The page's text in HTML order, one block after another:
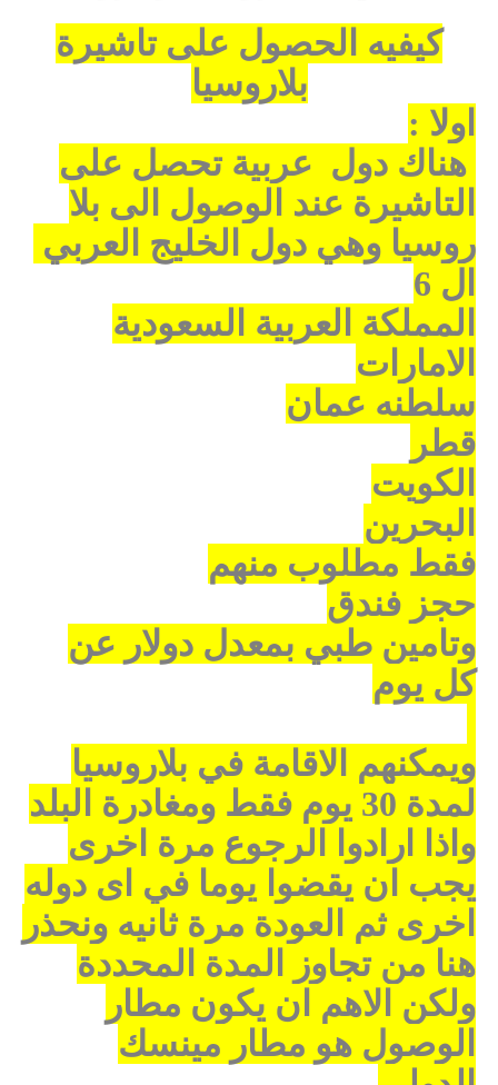
كيفيه الحصول على تاشيرة
بلاروسيا
اولا :
هناك دول عربية تحصل على
التاشيرة عند الوصول الى بلا
روسيا وهي دول الخليج العربي
ال 6
المملكة العربية السعودية
الامارات
سلطنه عمان
قطر
الكويت
البحرين
فقط مطلوب منهم
حجز فندق
وتامين طبي بمعدل دولار عن
كل يوم
ويمكنهم الاقامة في بلاروسيا
لمدة 30 يوم فقط ومغادرة البلد
واذا ارادوا الرجوع مرة اخرى
يجب ان يقضوا يوما في اى دوله
اخرى ثم العودة مرة ثانيه ونحذر
هنا من تجاوز المدة المحددة
ولكن الاهم ان يكون مطار
الوصول هو مطار مينسك